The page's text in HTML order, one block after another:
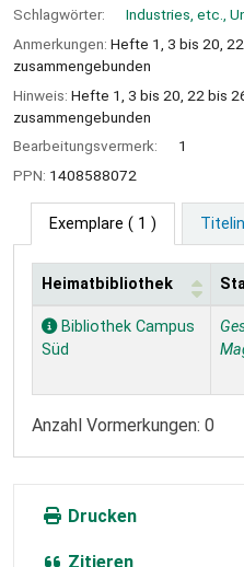
Schlagwörter:
Industries, etc.,
Anmerkungen: Hefte 1, 3 bis 20,
zusammengebunden
Hinweis: Hefte 1, 3 bis 20, 22 bis
zusammengebunden
Bearbeitungsvermerk:
1
PPN: 1408588072
Exemplare ( 1 )
Exemplare
Heimatbibliothek
Bibliothek Campus
Süd
Anzahl Vormerkungen: 0
Drucken
Zitieren